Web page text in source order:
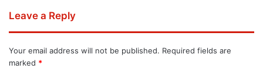
Leave a Reply
Your email address will not be published. Required fields are
marked *